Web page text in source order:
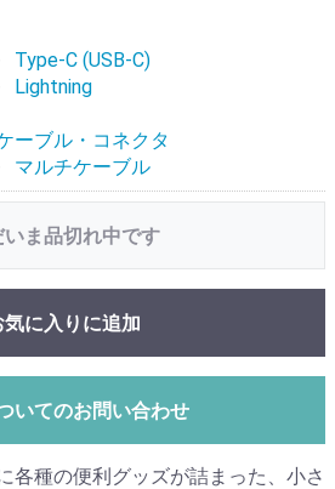
Type-C (USB-C)
Lightning
ーブル・コネクタ
マルチケーブル
いま品切れ中です
気に入りに追加
いてのお問い合わせ
各種の便利グッズが詰まった、小さ